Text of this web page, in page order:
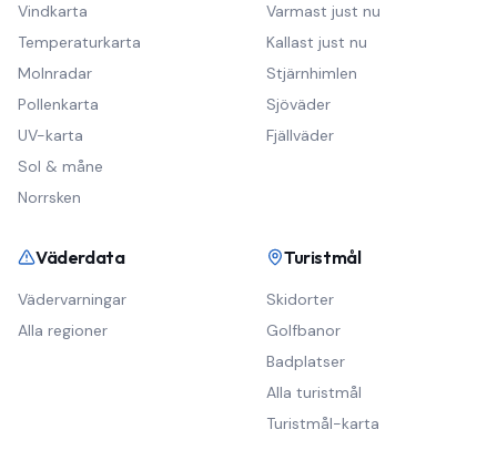
Vindkarta
Temperaturkarta
Molnradar
Pollenkarta
UV-karta
Sol & måne
Norrsken
Varmast just nu
Kallast just nu
Stjärnhimlen
Sjöväder
Fjällväder
Väderdata
Vädervarningar
Alla regioner
Turistmål
Skidorter
Golfbanor
Badplatser
Alla turistmål
Turistmål-karta